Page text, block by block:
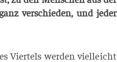
ver­schie­den, und jeder
Vier­tels wer­den viel­leicht